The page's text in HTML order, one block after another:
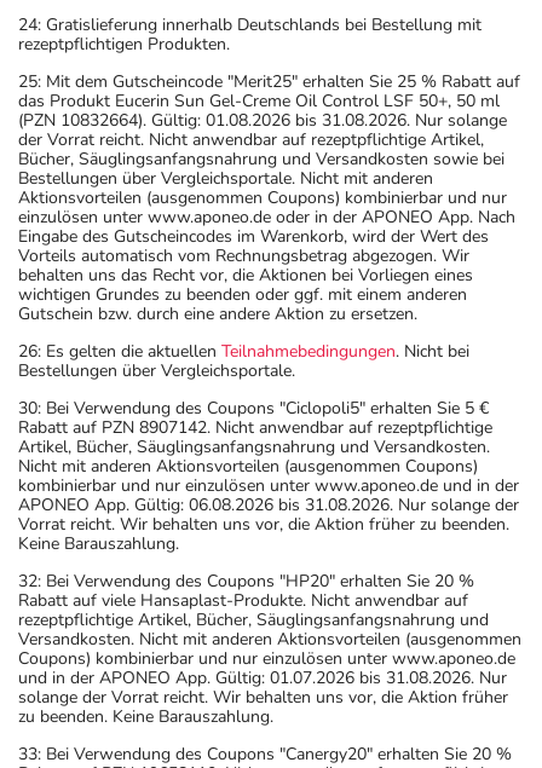
24: Gratislieferung innerhalb Deutschlands bei Bestellung mit
rezeptpflichtigen Produkten.
25: Mit dem Gutscheincode "Merit25" erhalten Sie 25 % Rabatt auf
das Produkt Eucerin Sun Gel-Creme Oil Control LSF 50+, 50 ml
(PZN 10832664). Gültig: 01.08.2026 bis 31.08.2026. Nur solange
der Vorrat reicht. Nicht anwendbar auf rezeptpflichtige Artikel,
Bücher, Säuglingsanfangsnahrung und Versandkosten sowie bei
Bestellungen über Vergleichsportale. Nicht mit anderen
Aktionsvorteilen (ausgenommen Coupons) kombinierbar und nur
einzulösen unter www.aponeo.de oder in der APONEO App. Nach
Eingabe des Gutscheincodes im Warenkorb, wird der Wert des
Vorteils automatisch vom Rechnungsbetrag abgezogen. Wir
behalten uns das Recht vor, die Aktionen bei Vorliegen eines
wichtigen Grundes zu beenden oder ggf. mit einem anderen
Gutschein bzw. durch eine andere Aktion zu ersetzen.
26: Es gelten die aktuellen Teilnahmebedingungen. Nicht bei
Bestellungen über Vergleichsportale.
30: Bei Verwendung des Coupons "Ciclopoli5" erhalten Sie 5 €
Rabatt auf PZN 8907142. Nicht anwendbar auf rezeptpflichtige
Artikel, Bücher, Säuglingsanfangsnahrung und Versandkosten.
Nicht mit anderen Aktionsvorteilen (ausgenommen Coupons)
kombinierbar und nur einzulösen unter www.aponeo.de und in der
APONEO App. Gültig: 06.08.2026 bis 31.08.2026. Nur solange der
Vorrat reicht. Wir behalten uns vor, die Aktion früher zu beenden.
Keine Barauszahlung.
32: Bei Verwendung des Coupons "HP20" erhalten Sie 20 %
Rabatt auf viele Hansaplast-Produkte. Nicht anwendbar auf
rezeptpflichtige Artikel, Bücher, Säuglingsanfangsnahrung und
Versandkosten. Nicht mit anderen Aktionsvorteilen (ausgenommen
Coupons) kombinierbar und nur einzulösen unter www.aponeo.de
und in der APONEO App. Gültig: 01.07.2026 bis 31.08.2026. Nur
solange der Vorrat reicht. Wir behalten uns vor, die Aktion früher
zu beenden. Keine Barauszahlung.
33: Bei Verwendung des Coupons "Canergy20" erhalten Sie 20 %